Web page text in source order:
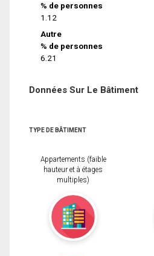
% de personnes
1.12
Autre
% de personnes
6.21
Données Sur Le Bâtiment
TYPE DE BÂTIMENT
Appartements (faible
hauteur et à étages
multiples)